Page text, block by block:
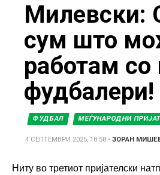
here
Милевски:
сум што
работам со
фудбалери!
ФУДБАЛ МЕЃУНАРОДНИ
4 СЕПТЕМВРИ 2025, 18:58 •ЗОРАН
Ниту во третиот пријателски